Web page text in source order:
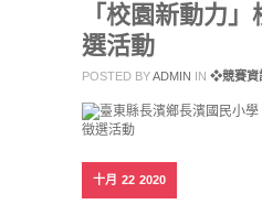
「校園新動力
選活動
POSTED BYADMIN IN ❖競賽資
十月 22 2020